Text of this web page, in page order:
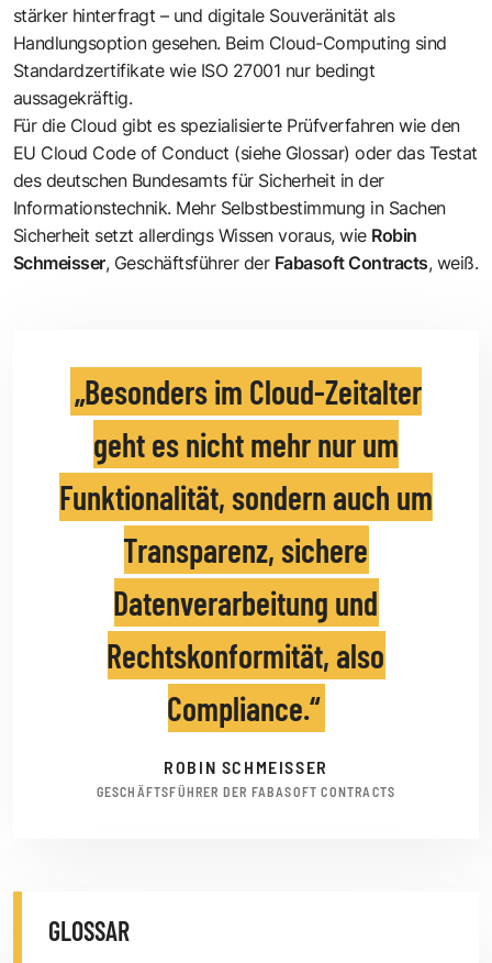
stärker hinterfragt – und digitale Souveränität als
Handlungsoption gesehen. Beim Cloud-Computing sind
Standardzertifikate wie ISO 27001 nur bedingt
aussagekräftig.
Für die Cloud gibt es spezialisierte Prüfverfahren wie den
EU Cloud Code of Conduct (siehe Glossar) oder das Testat
des deutschen Bundesamts für Sicherheit in der
Informationstechnik. Mehr Selbstbestimmung in Sachen
Sicherheit setzt allerdings Wissen voraus, wie Robin
Schmeisser, Geschäftsführer der Fabasoft Contracts, weiß.
Besonders im Cloud-Zeitalter
geht es nicht mehr nur um
Funktionalität, sondern auch um
Transparenz, sichere
Datenverarbeitung und
Rechtskonformität, also
Compliance.
ROBIN SCHMEISSER
GESCHÄFTSFÜHRER DER FABASOFT CONTRACTS
GLOSSAR